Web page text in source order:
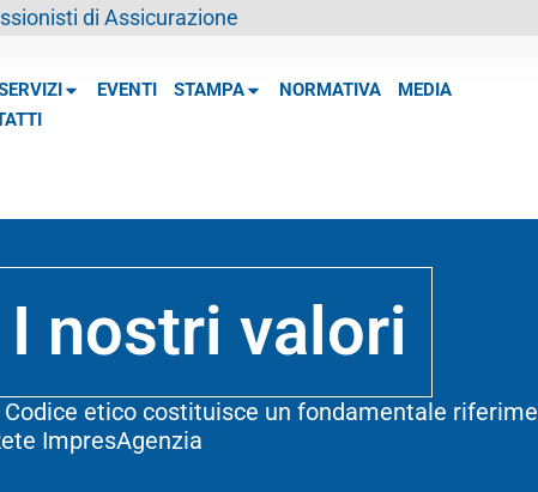
di Assicurazione
EVENTI STAMPA NORMATIVA
MEDIA
I nostri valori
Codice etico costituisce un fondamentale
ImpresAgenzia